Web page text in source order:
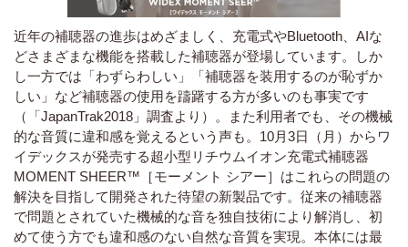
近年の補聴器の進歩はめざましく、充電式やBluetooth、AIな
どさまざまな機能を搭載した補聴器が登場しています。しか
し一方では「わずらわしい」「補聴器を装用するのが恥ずか
しい」など補聴器の使用を躊躇する方が多いのも事実です
（「JapanTrak2018」調査より）。また利用者でも、その機械
的な音質に違和感を覚えるという声も。10月3日（月）からワ
イデックスが発売する超小型リチウムイオン充電式補聴器
MOMENT SHEER™［モーメント シアー］はこれらの問題の
解決を目指して開発された待望の新製品です。従来の補聴器
で問題とされていた機械的な音を独自技術により解消し、初
めて使う方でも違和感のない自然な音質を実現。本体には最